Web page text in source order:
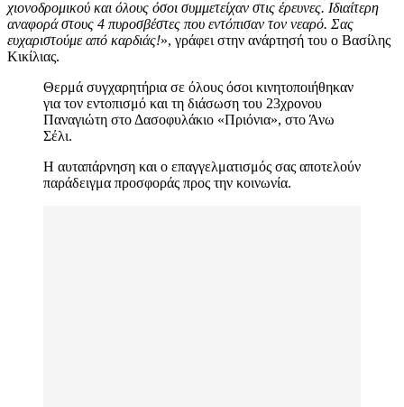
χιονοδρομικού και όλους όσοι συμμετείχαν στις έρευνες. Ιδιαίτερη
αναφορά στους 4 πυροσβέστες που εντόπισαν τον νεαρό. Σας
ευχαριστούμε από καρδιάς!», γράφει στην ανάρτησή του ο Βασίλης
Κικίλιας.
Θερμά συγχαρητήρια σε όλους όσοι κινητοποιήθηκαν
για τον εντοπισμό και τη διάσωση του 23χρονου
Παναγιώτη στο Δασοφυλάκιο «Πριόνια», στο Άνω
Σέλι.
Η αυταπάρνηση και ο επαγγελματισμός σας αποτελούν
παράδειγμα προσφοράς προς την κοινωνία.